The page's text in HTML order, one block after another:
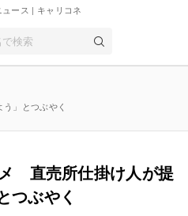
ース | キャリコネ
」とつぶやく
メ 直売所仕掛け人が提
つぶやく